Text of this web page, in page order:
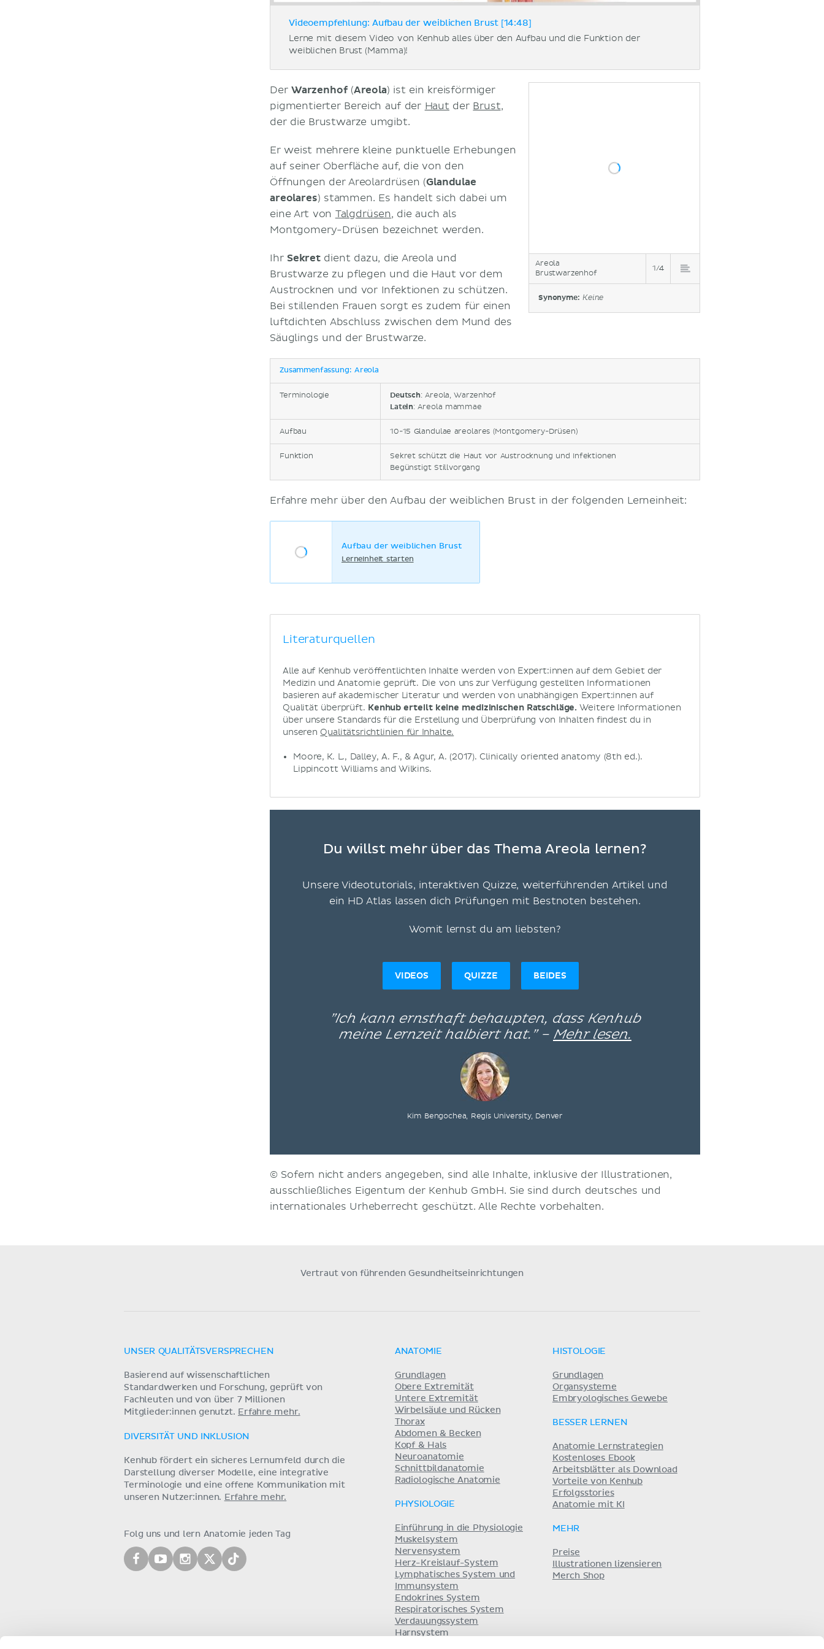
Videoempfehlung: Aufbau der weiblichen Brust [14:48]
Lerne mit diesem Video von Kenhub alles über den Aufbau und die Funktion der
weiblichen Brust (Mamma)!
Areola
Brustwarzenhof
1/4
Synonyme: Keine
Der Warzenhof (Areola) ist ein kreisförmiger
pigmentierter Bereich auf der Haut der Brust,
der die Brustwarze umgibt.
Er weist mehrere kleine punktuelle Erhebungen
auf seiner Oberfläche auf, die von den
Öffnungen der Areolardrüsen (Glandulae
areolares) stammen. Es handelt sich dabei um
eine Art von Talgdrüsen, die auch als
Montgomery-Drüsen bezeichnet werden.
Ihr Sekret dient dazu, die Areola und
Brustwarze zu pflegen und die Haut vor dem
Austrocknen und vor Infektionen zu schützen.
Bei stillenden Frauen sorgt es zudem für einen
luftdichten Abschluss zwischen dem Mund des
Säuglings und der Brustwarze.
Zusammenfassung: Areola
Terminologie Deutsch: Areola, Warzenhof
Latein: Areola mammae
Aufbau 10-15 Glandulae areolares (Montgomery-Drüsen)
Funktion
Sekret schützt die Haut vor Austrocknung und Infektionen
Begünstigt Stillvorgang
Erfahre mehr über den Aufbau der weiblichen Brust in der folgenden Lerneinheit:
Aufbau der weiblichen Brust
Lerneinheit starten
Literaturquellen
Alle auf Kenhub veröffentlichten Inhalte werden von Expert:innen auf dem Gebiet der
Medizin und Anatomie geprüft. Die von uns zur Verfügung gestellten Informationen
basieren auf akademischer Literatur und werden von unabhängigen Expert:innen auf
Qualität überprüft. Kenhub erteilt keine medizinischen Ratschläge. Weitere Informationen
über unsere Standards für die Erstellung und Überprüfung von Inhalten findest du in
unseren Qualitätsrichtlinien für Inhalte.
Moore, K. L., Dalley, A. F., & Agur, A. (2017). Clinically oriented anatomy (8th ed.).
Lippincott Williams and Wilkins.
Du willst mehr über das Thema Areola lernen?
Unsere Videotutorials, interaktiven Quizze, weiterführenden Artikel und
ein HD Atlas lassen dich Prüfungen mit Bestnoten bestehen.
Womit lernst du am liebsten?
VIDEOS QUIZZE BEIDES
”Ich kann ernsthaft behaupten, dass Kenhub
meine Lernzeit halbiert hat.” – Mehr lesen.
Kim Bengochea, Regis University, Denver
© Sofern nicht anders angegeben, sind alle Inhalte, inklusive der Illustrationen,
ausschließliches Eigentum der Kenhub GmbH. Sie sind durch deutsches und
internationales Urheberrecht geschützt. Alle Rechte vorbehalten.
Vertraut von führenden Gesundheitseinrichtungen
UNSER QUALITÄTSVERSPRECHEN
Basierend auf wissenschaftlichen
Standardwerken und Forschung, geprüft von
Fachleuten und von über 7 Millionen
Mitglieder:innen genutzt. Erfahre mehr.
DIVERSITÄT UND INKLUSION
Kenhub fördert ein sicheres Lernumfeld durch die
Darstellung diverser Modelle, eine integrative
Terminologie und eine offene Kommunikation mit
unseren Nutzer:innen. Erfahre mehr.
Folg uns und lern Anatomie jeden Tag
ANATOMIE
Grundlagen
Obere Extremität
Untere Extremität
Wirbelsäule und Rücken
Thorax
Abdomen & Becken
Kopf & Hals
Neuroanatomie
Schnittbildanatomie
Radiologische Anatomie
PHYSIOLOGIE
Einführung in die Physiologie
Muskelsystem
Nervensystem
Herz-Kreislauf-System
Lymphatisches System und
Immunsystem
Endokrines System
Respiratorisches System
Verdauungssystem
Harnsystem
HISTOLOGIE
Grundlagen
Organsysteme
Embryologisches Gewebe
BESSER LERNEN
Anatomie Lernstrategien
Kostenloses Ebook
Arbeitsblätter als Download
Vorteile von Kenhub
Erfolgsstories
Anatomie mit KI
MEHR
Preise
Illustrationen lizensieren
Merch Shop